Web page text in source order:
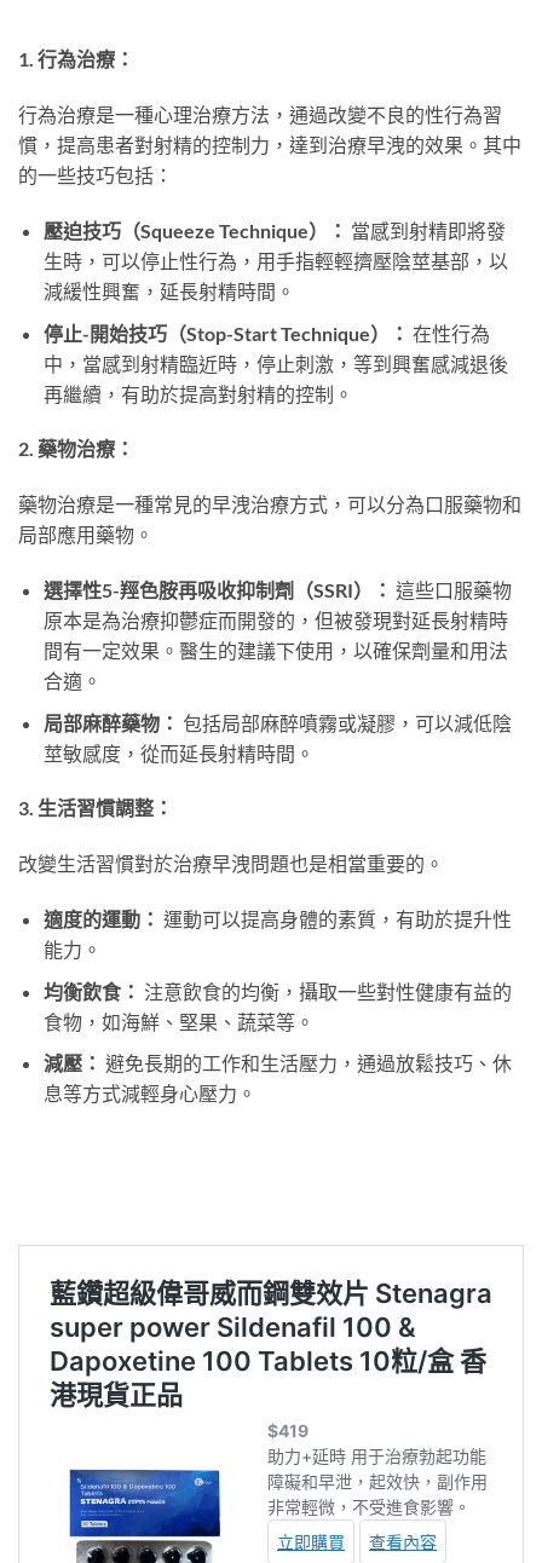
1. 行為治療：
行為治療是一種心理治療方法，通過改變不良的性行為習
慣，提高患者對射精的控制力，達到治療早洩的效果。其中
的一些技巧包括：
壓迫技巧（Squeeze Technique）： 當感到射精即將發
生時，可以停止性行為，用手指輕輕擠壓陰莖基部，以
減緩性興奮，延長射精時間。
停止-開始技巧（Stop-Start Technique）： 在性行為
中，當感到射精臨近時，停止刺激，等到興奮感減退後
再繼續，有助於提高對射精的控制。
2. 藥物治療：
藥物治療是一種常見的早洩治療方式，可以分為口服藥物和
局部應用藥物。
選擇性5-羥色胺再吸收抑制劑（SSRI）： 這些口服藥物
原本是為治療抑鬱症而開發的，但被發現對延長射精時
間有一定效果。醫生的建議下使用，以確保劑量和用法
合適。
局部麻醉藥物： 包括局部麻醉噴霧或凝膠，可以減低陰
莖敏感度，從而延長射精時間。
3. 生活習慣調整：
改變生活習慣對於治療早洩問題也是相當重要的。
適度的運動： 運動可以提高身體的素質，有助於提升性
能力。
均衡飲食： 注意飲食的均衡，攝取一些對性健康有益的
食物，如海鮮、堅果、蔬菜等。
減壓： 避免長期的工作和生活壓力，通過放鬆技巧、休
息等方式減輕身心壓力。